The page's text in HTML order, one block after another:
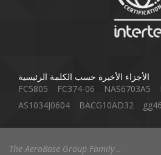
الأجزاء الأخيرة حسب الكلمة الرئيسية
FC5805
FC374-06 NAS6703A5
AS1034J0604
BACG10AD32
The AeroBase Group Family ..